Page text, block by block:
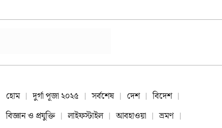
হোম দুর্গা পূজা ২০২৫ সর্বশেষ দেশ
বিদেশ
বিজ্ঞান ও প্রযুক্তি
লাইফস্টাইল আবহাওয়া
ভ্রমণ